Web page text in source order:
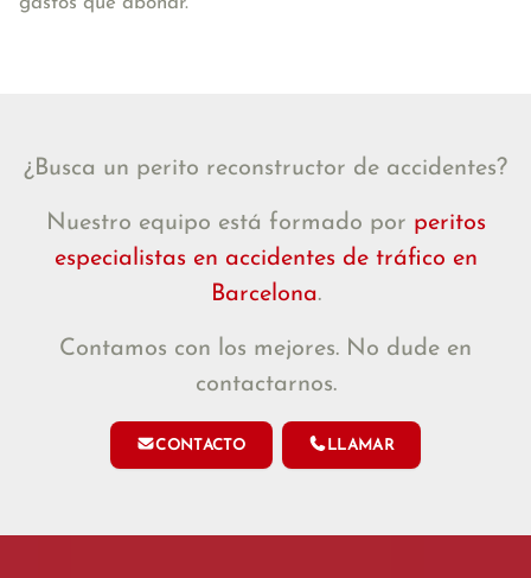
¿Busca un perito reconstructor de accidentes?
Nuestro equipo está formado por peritos
especialistas en accidentes de tráfico en
Barcelona.
Contamos con los mejores. No dude en
contactarnos.
CONTACTO LLAMAR